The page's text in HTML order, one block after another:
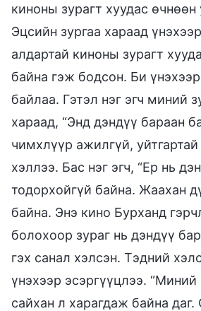
киноны зурагт хуудас өчнөөн
Эцсийн зургаа хараад
алдартай киноны зурагт
байна гэж бодсон. Би
байлаа. Гэтэл нэг эгч миний
хараад, “Энд дэндүү бараан
чимхлүүр ажилгүй,
хэллээ. Бас нэг эгч, “Ер нь
тодорхойгүй байна. Жаахан
байна. Энэ кино Бурханд
болохоор зураг нь дэндүү
гэх санал хэлсэн. Тэдний
үнэхээр эсэргүүцлээ.
сайхан л харагдаж байна